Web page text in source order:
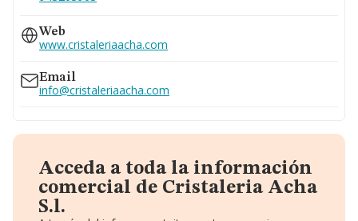
Web
www.cristaleriaacha.com
Email
info@cristaleriaacha.com
Acceda a toda la información
comercial de Cristaleria Acha
S.l.